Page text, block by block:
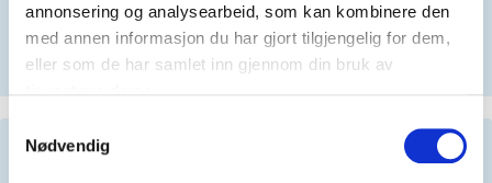
annonsering og analysearbeid, som kan kombinere den
med annen informasjon du har gjort tilgjengelig for dem,
eller som de har samlet inn gjennom din bruk av
Nødvendig
No registration number?
SELECT CAR MANUALLY
Important information when searching for spare
parts by reg. number and service recommendations.